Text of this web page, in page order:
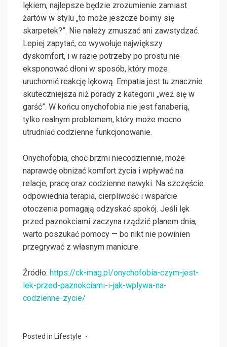
lękiem, najlepsze będzie zrozumienie zamiast
żartów w stylu „to może jeszcze boimy się
skarpetek?”. Nie należy zmuszać ani zawstydzać.
Lepiej zapytać, co wywołuje największy
dyskomfort, i w razie potrzeby po prostu nie
eksponować dłoni w sposób, który może
uruchomić reakcję lękową. Empatia jest tu znacznie
skuteczniejsza niż porady z kategorii „weź się w
garść”. W końcu onychofobia nie jest fanaberią,
tylko realnym problemem, który może mocno
utrudniać codzienne funkcjonowanie.
Onychofobia, choć brzmi niecodziennie, może
naprawdę obniżać komfort życia i wpływać na
relacje, pracę oraz codzienne nawyki. Na szczęście
odpowiednia terapia, cierpliwość i wsparcie
otoczenia pomagają odzyskać spokój. Jeśli lęk
przed paznokciami zaczyna rządzić planem dnia,
warto poszukać pomocy — bo nikt nie powinien
przegrywać z własnym manicure.
Źródło: https://ck-mag.pl/onychofobia-czym-jest-
lek-przed-paznokciami-i-jak-wplywa-na-
codzienne-zycie/
Posted in Lifestyle